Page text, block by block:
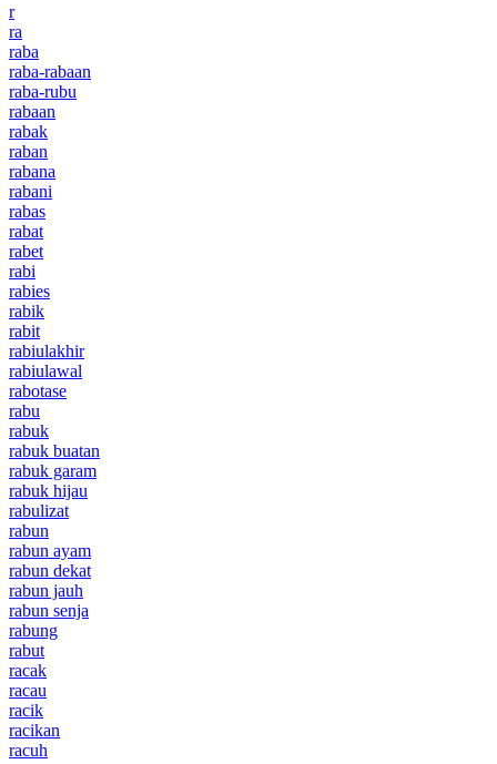
r
ra
raba
raba-rabaan
raba-rubu
rabaan
rabak
raban
rabana
rabani
rabas
rabat
rabet
rabi
rabies
rabik
rabit
rabiulakhir
rabiulawal
rabotase
rabu
rabuk
rabuk buatan
rabuk garam
rabuk hijau
rabulizat
rabun
rabun ayam
rabun dekat
rabun jauh
rabun senja
rabung
rabut
racak
racau
racik
racikan
racuh